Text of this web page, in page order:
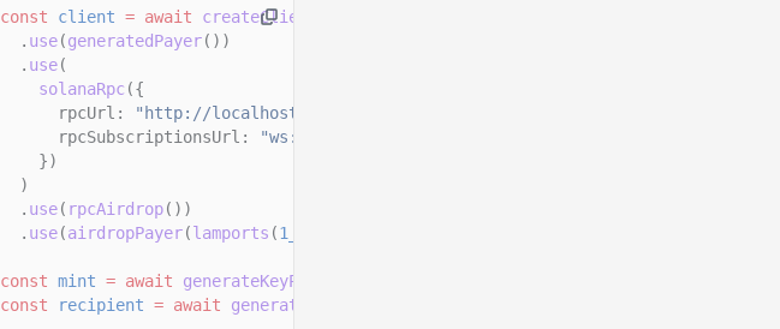
const client = await createClient
. use(generatedPayer())
. use(
solanaRpc ({
rpcUrl:
"http://localhost:8899"
rpcSubscriptionsUrl:
"ws://localhost:8900"
})
)
. use( rpcAirdrop())
. use(airdropPayer(lamports (1_000_000_000
const mint = await generateKeyPairSigner
const
recipient = await generateKeyPairSigner